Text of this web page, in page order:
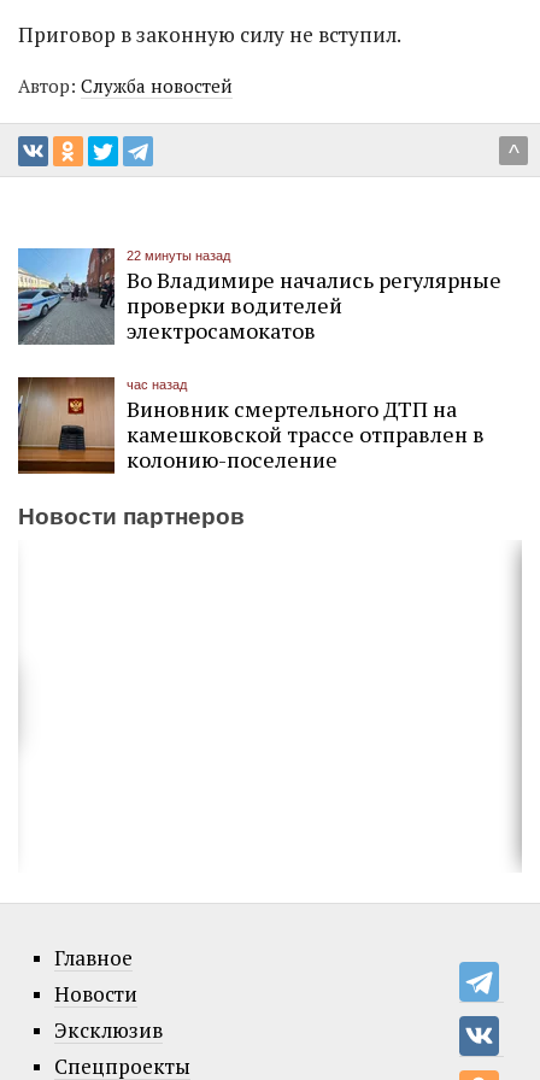
Приговор в законную силу не вступил.
Автор: Служба новостей
^
22 минуты назад
Во Владимире начались регулярные
проверки водителей
электросамокатов
час назад
Виновник смертельного ДТП на
камешковской трассе отправлен в
колонию-поселение
Новости партнеров
Главное
Новости
Эксклюзив
Спецпроекты